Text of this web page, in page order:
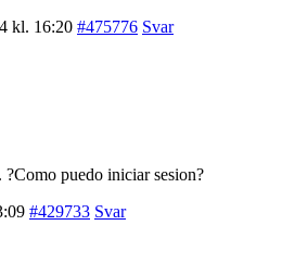
kl. 16:20 #475776 Svar
?Como puedo iniciar sesion?
#429733 Svar